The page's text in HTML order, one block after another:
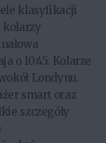
klasyfikacji
kolarzy
o 10:45. Kolarze
Londynu.
smart oraz
szczegóły